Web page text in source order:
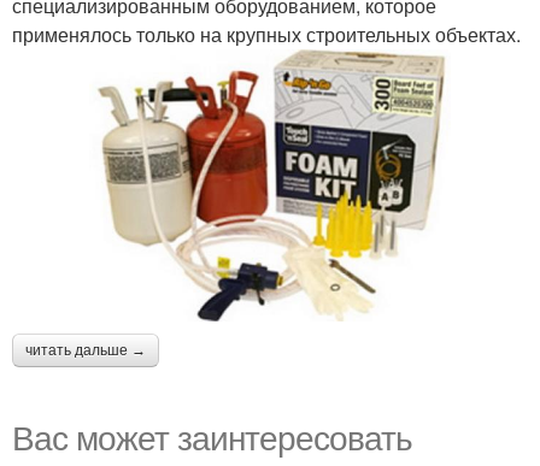
применялось только на крупных строительных объектах.
читать дальше →
Вас может заинтересовать